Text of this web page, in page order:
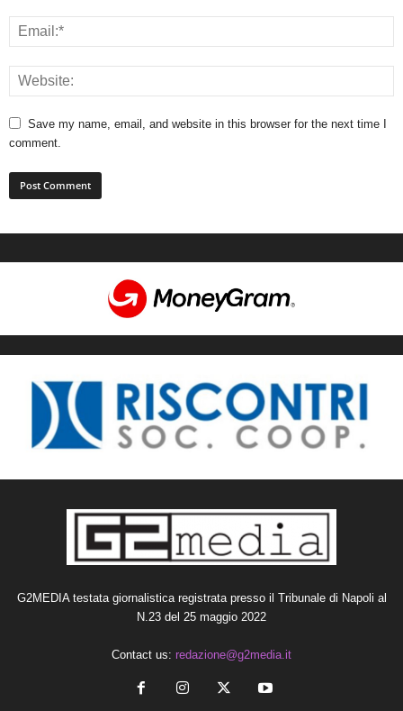
Save my name, email, and website in this browser for the next time I
comment.
G2MEDIA testata giornalistica registrata presso il Tribunale di Napoli al
N.23 del 25 maggio 2022
Contact us: redazione@g2media.it